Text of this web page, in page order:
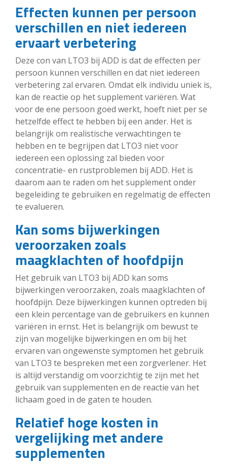
Effecten kunnen per persoon
verschillen en niet iedereen
ervaart verbetering
Deze con van LTO3 bij ADD is dat de effecten per
persoon kunnen verschillen en dat niet iedereen
verbetering zal ervaren. Omdat elk individu uniek is,
kan de reactie op het supplement variëren. Wat
voor de ene persoon goed werkt, hoeft niet per se
hetzelfde effect te hebben bij een ander. Het is
belangrijk om realistische verwachtingen te
hebben en te begrijpen dat LTO3 niet voor
iedereen een oplossing zal bieden voor
concentratie- en rustproblemen bij ADD. Het is
daarom aan te raden om het supplement onder
begeleiding te gebruiken en regelmatig de effecten
te evalueren.
Kan soms bijwerkingen
veroorzaken zoals
maagklachten of hoofdpijn
Het gebruik van LTO3 bij ADD kan soms
bijwerkingen veroorzaken, zoals maagklachten of
hoofdpijn. Deze bijwerkingen kunnen optreden bij
een klein percentage van de gebruikers en kunnen
variëren in ernst. Het is belangrijk om bewust te
zijn van mogelijke bijwerkingen en om bij het
ervaren van ongewenste symptomen het gebruik
van LTO3 te bespreken met een zorgverlener. Het
is altijd verstandig om voorzichtig te zijn met het
gebruik van supplementen en de reactie van het
lichaam goed in de gaten te houden.
Relatief hoge kosten in
vergelijking met andere
supplementen